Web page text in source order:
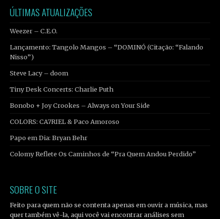
ÚLTIMAS ATUALIZAÇÕES
Weezer – C.E.O.
Lançamento: Tangolo Mangos – “DOMINÓ (Citação: “Falando
Nisso”)
Steve Lacy – doom
Tiny Desk Concerts: Charlie Puth
Bonobo + Joy Crookes – Always on Your Side
COLORS: CA7RIEL & Paco Amoroso
Papo em Dia: Bryan Behr
Colomy Reflete Os Caminhos de “Pra Quem Andou Perdido”
SOBRE O SITE
Feito para quem não se contenta apenas em ouvir a música, mas
quer também vê-la, aqui você vai encontrar análises sem